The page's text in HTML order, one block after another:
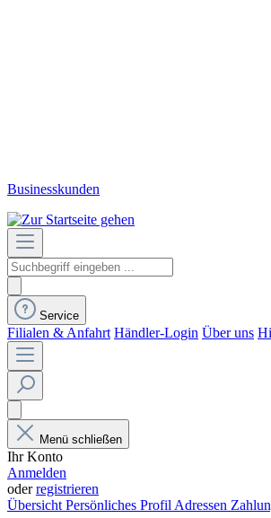
Businesskunden
Service
Filialen & Anfahrt Händler-Login Über uns
Menü schließen
Ihr Konto
Anmelden
oderregistrieren
ÜbersichtPersönliches ProfilAdressen